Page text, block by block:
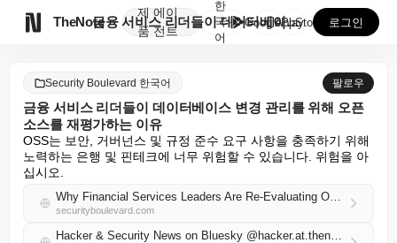
TheNote
제
품
에이
전트
금융 서비스 리더들이 데이터베이스 변경 관리를 위해 오...
한
국
어
GooglePlay
AppStore 로그인
Security Boulevard 한국어 팔로우
금융 서비스 리더들이 데이터베이스 변경 관리를 위해 오픈
소스를 재평가하는 이유
OSS는 보안, 거버넌스 및 규정 준수 요구 사항을 충족하기 위해
노력하는 은행 및 핀테크에 너무 위험할 수 있습니다. 위험을 아
십시오.
Why Financial Services Leaders Are Re-Evaluating Open Source for Database Change Management
securityboulevard.com
Hacker & Security News on Bluesky @hacker.at.thenote.app